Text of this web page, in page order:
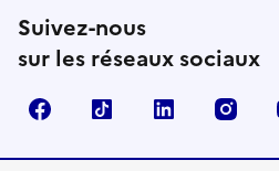
Suivez-nous
sur les réseaux sociaux
FacebookTikTok LinkedIn